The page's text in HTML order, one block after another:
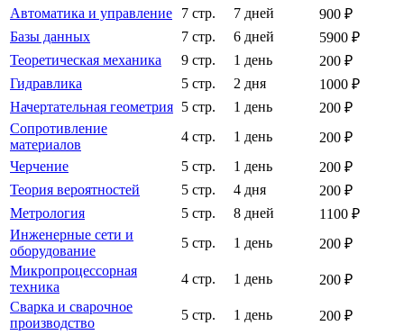
Автоматика и управление
7 стр. 7 дней
900 ₽
Базы данных
7 стр. 6 дней
5900 ₽
Теоретическая механика
9 стр. 1 день
200 ₽
Гидравлика
5 стр. 2 дня
1000 ₽
Начертательная геометрия 5 стр. 1 день
200 ₽
Сопротивление
материалов
4 стр. 1 день
200 ₽
Черчение
5 стр. 1 день
200 ₽
Теория вероятностей
5 стр. 4 дня
200 ₽
Метрология
5 стр. 8 дней
1100 ₽
Инженерные сети и
оборудование
5 стр. 1 день
200 ₽
Микропроцессорная
техника
4 стр. 1 день
200 ₽
Сварка и сварочное
производство
5 стр. 1 день
200 ₽